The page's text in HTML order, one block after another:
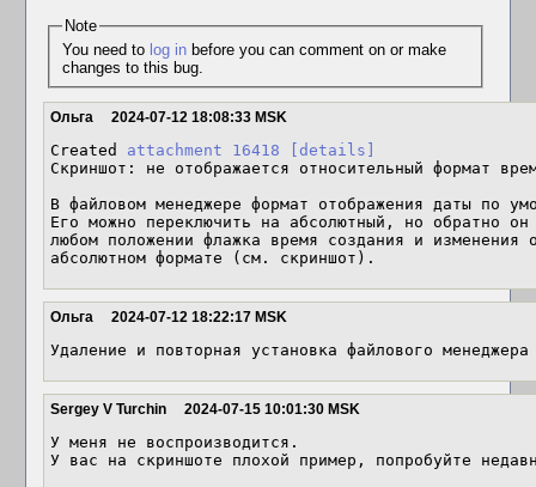
Note
You need to log inbefore you can comment on or make
changes to this bug.
Ольга 2024-07-12 18:08:33 MSK
Created attachment 16418
[details]
Скриншот: не отображается относительный формат
В файловом менеджере формат отображения даты по
Его можно переключить на абсолютный, но обратно
любом положении флажка время создания и изменения
абсолютном формате (см. скриншот).
Ольга 2024-07-12 18:22:17 MSK
Удаление и повторная установка файлового
Sergey V Turchin 2024-07-15 10:01:30 MSK
У меня не воспроизводится.
У вас на скриншоте плохой пример, попробуйте